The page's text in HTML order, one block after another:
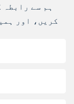
ہم سے
کریں، اور